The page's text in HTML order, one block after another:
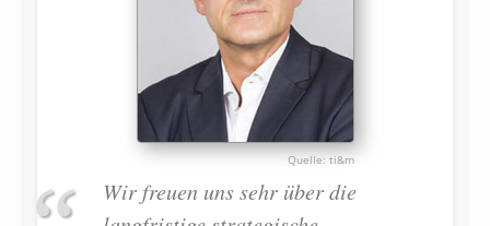
ti&m
Wir freuen uns sehr über die